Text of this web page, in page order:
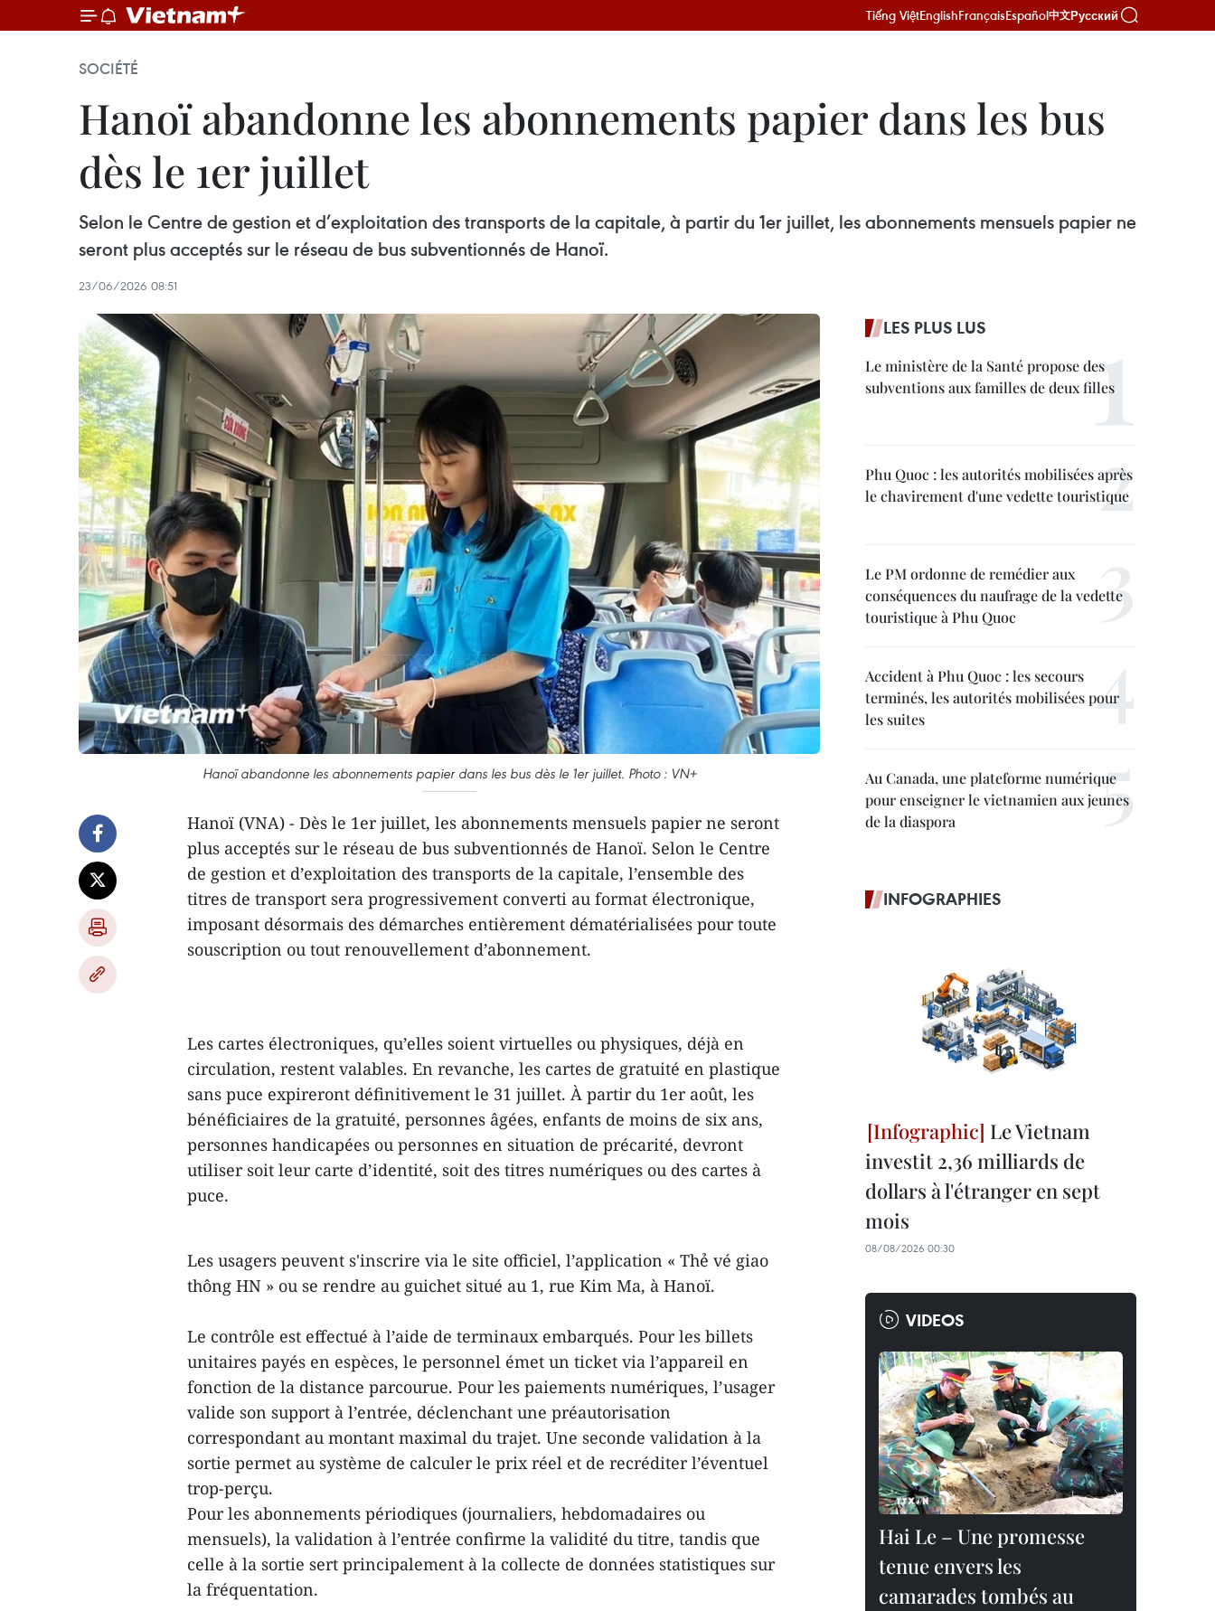
Tiếng ViệtEnglishFrançaisEspañol中文Русский
SOCIÉTÉ
Hanoï abandonne les abonnements papier dans les bus
dès le 1er juillet
Selon le Centre de gestion et d’exploitation des transports de la capitale, à partir du 1er juillet, les abonnements mensuels papier ne
seront plus acceptés sur le réseau de bus subventionnés de Hanoï.
23/06/2026 08:51
Hanoï abandonne les abonnements papier dans les bus dès le 1er juillet. Photo : VN+
Hanoï (VNA) - Dès le 1er juillet, les abonnements mensuels papier ne seront
plus acceptés sur le réseau de bus subventionnés de Hanoï. Selon le Centre
de gestion et d’exploitation des transports de la capitale, l’ensemble des
titres de transport sera progressivement converti au format électronique,
imposant désormais des démarches entièrement dématérialisées pour toute
souscription ou tout renouvellement d’abonnement.
Les cartes électroniques, qu’elles soient virtuelles ou physiques, déjà en
circulation, restent valables. En revanche, les cartes de gratuité en plastique
sans puce expireront définitivement le 31 juillet. À partir du 1er août, les
bénéficiaires de la gratuité, personnes âgées, enfants de moins de six ans,
personnes handicapées ou personnes en situation de précarité, devront
utiliser soit leur carte d’identité, soit des titres numériques ou des cartes à
puce.
Les usagers peuvent s'inscrire via le site officiel, l’application « Thẻ vé giao
thông HN » ou se rendre au guichet situé au 1, rue Kim Ma, à Hanoï.
Le contrôle est effectué à l’aide de terminaux embarqués. Pour les billets
unitaires payés en espèces, le personnel émet un ticket via l’appareil en
fonction de la distance parcourue. Pour les paiements numériques, l’usager
valide son support à l’entrée, déclenchant une préautorisation
correspondant au montant maximal du trajet. Une seconde validation à la
sortie permet au système de calculer le prix réel et de recréditer l’éventuel
trop-perçu.
Pour les abonnements périodiques (journaliers, hebdomadaires ou
mensuels), la validation à l’entrée confirme la validité du titre, tandis que
celle à la sortie sert principalement à la collecte de données statistiques sur
la fréquentation.
LES PLUS LUS
Le ministère de la Santé propose des
subventions aux familles de deux filles
Phu Quoc : les autorités mobilisées après
le chavirement d'une vedette touristique
Le PM ordonne de remédier aux
conséquences du naufrage de la vedette
touristique à Phu Quoc
Accident à Phu Quoc : les secours
terminés, les autorités mobilisées pour
les suites
Au Canada, une plateforme numérique
pour enseigner le vietnamien aux jeunes
de la diaspora
INFOGRAPHIES
Le Vietnam
investit 2,36 milliards de
dollars à l'étranger en sept
mois
08/08/2026 00:30
VIDEOS
Hai Le – Une promesse
tenue envers les
camarades tombés au